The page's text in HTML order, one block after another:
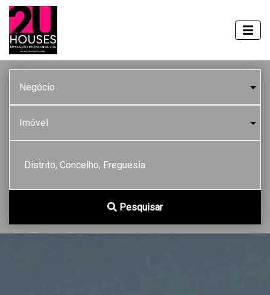
Distrito, Concelho, Freguesia
Pesquisar